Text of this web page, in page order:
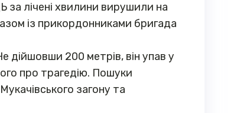
лічені хвилини вирушили на
із прикордонниками бригада
дійшовши 200 метрів, він упав у
про трагедію. Пошуки
загону та